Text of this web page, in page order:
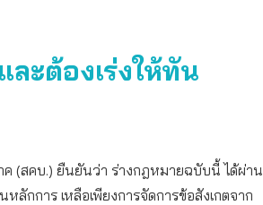
ะต้องเร่งให้ทัน
(สคบ.) ยืนยันว่า ร่างกฎหมายฉบับนี้ ได้ผ่าน
ลักการ เหลือเพียงการจัดการข้อสังเกตจาก